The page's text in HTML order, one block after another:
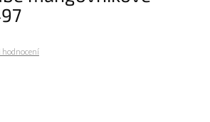
je 0,0 z 5 hvězdiček.
hodnocení